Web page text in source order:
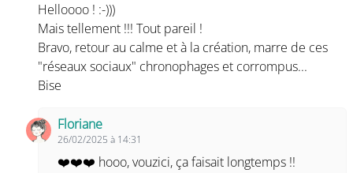
Helloooo ! :-)))
Mais tellement !!! Tout pareil !
Bravo, retour au calme et à la création, marre de ces
"réseaux sociaux" chronophages et corrompus...
Bise
Floriane
26/02/2025 à 14:31
❤️❤️❤️ hooo, vouzici, ça faisait longtemps !!